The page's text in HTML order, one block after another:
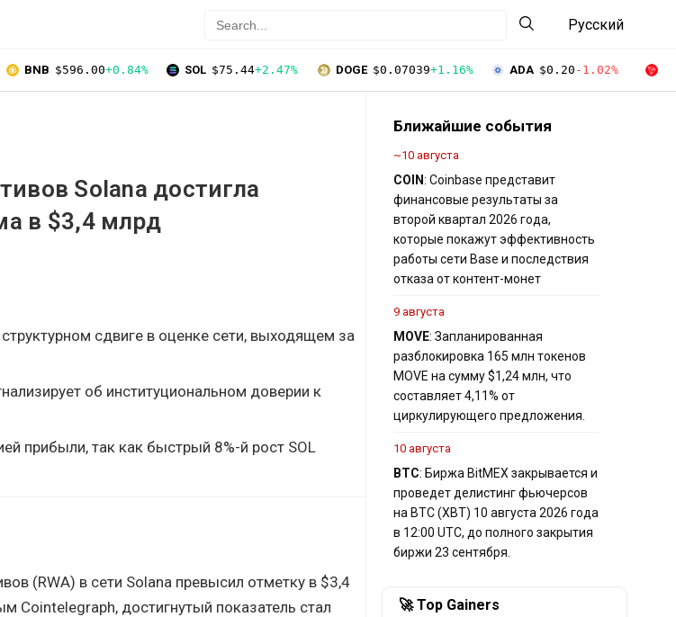
Русский
BNB $596.00+0.84% SOL $75.44+2.47% DOGE $0.07039+1.16% ADA $0.20 -1.02%
Solana достигла
в $3,4 млрд
сдвиге в оценке сети, выходящем за
об институциональном доверии к
прибыли, так как быстрый 8%-й рост SOL
(RWA) в сети Solana превысил отметку в $3,4
Cointelegraph, достигнутый показатель стал
Ближайшие события
~10 августа
COIN: Coinbase представит
финансовые результаты за
второй квартал 2026 года,
которые покажут эффективность
работы сети Base и последствия
отказа от контент-монет
9 августа
MOVE: Запланированная
разблокировка 165 млн токенов
MOVE на сумму $1,24 млн, что
составляет 4,11% от
циркулирующего предложения.
10 августа
BTC: Биржа BitMEX закрывается и
проведет делистинг фьючерсов
на BTC (XBT) 10 августа 2026 года
в 12:00 UTC, до полного закрытия
биржи 23 сентября.
🚀 Top Gainers